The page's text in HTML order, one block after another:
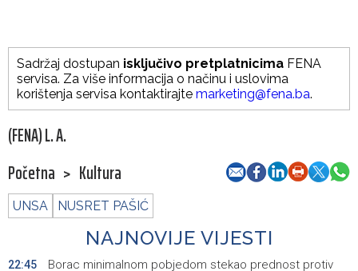
Sadržaj dostupan isključivo pretplatnicima FENA
servisa. Za više informacija o načinu i uslovima
korištenja servisa kontaktirajte marketing@fena.ba.
(FENA) L. A.
Početna > Kultura
UNSA NUSRET PAŠIĆ
NAJNOVIJE VIJESTI
22:45
Borac minimalnom pobjedom stekao prednost protiv